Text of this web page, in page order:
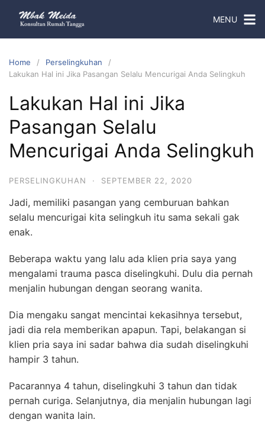
MENU
Home
Perselingkuhan
Lakukan Hal ini Jika Pasangan Selalu Mencurigai Anda Selingkuh
Lakukan Hal ini Jika
Pasangan Selalu
Mencurigai Anda Selingkuh
PERSELINGKUHAN · SEPTEMBER 22, 2020
Jadi, memiliki pasangan yang cemburuan bahkan
selalu mencurigai kita selingkuh itu sama sekali gak
enak.
Beberapa waktu yang lalu ada klien pria saya yang
mengalami trauma pasca diselingkuhi. Dulu dia pernah
menjalin hubungan dengan seorang wanita.
Dia mengaku sangat mencintai kekasihnya tersebut,
jadi dia rela memberikan apapun. Tapi, belakangan si
klien pria saya ini sadar bahwa dia sudah diselingkuhi
hampir 3 tahun.
Pacarannya 4 tahun, diselingkuhi 3 tahun dan tidak
pernah curiga. Selanjutnya, dia menjalin hubungan lagi
dengan wanita lain.